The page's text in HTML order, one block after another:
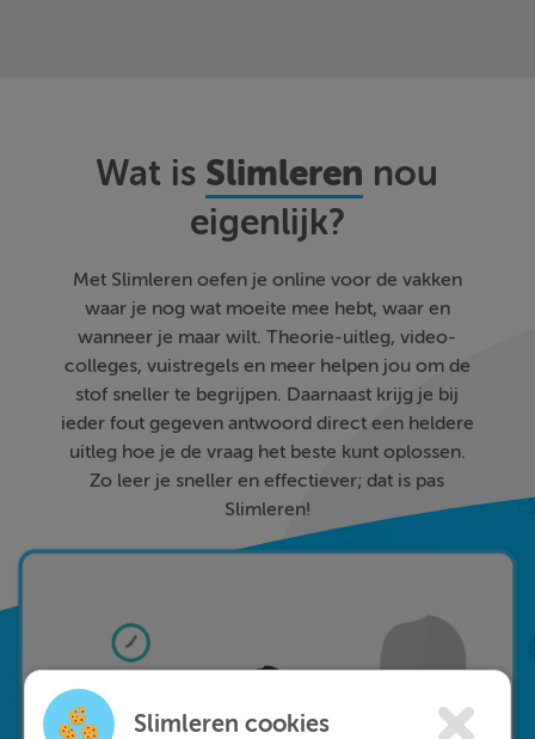
Wat is Slimleren nou
eigenlijk?
Met Slimleren oefen je online voor de vakken
waar je nog wat moeite mee hebt, waar en
wanneer je maar wilt. Theorie-uitleg, video-
colleges, vuistregels en meer helpen jou om de
stof sneller te begrijpen. Daarnaast krijg je bij
ieder fout gegeven antwoord direct een heldere
uitleg hoe je de vraag het beste kunt oplossen.
Zo leer je sneller en effectiever; dat is pas
Slimleren!
Slimleren cookies